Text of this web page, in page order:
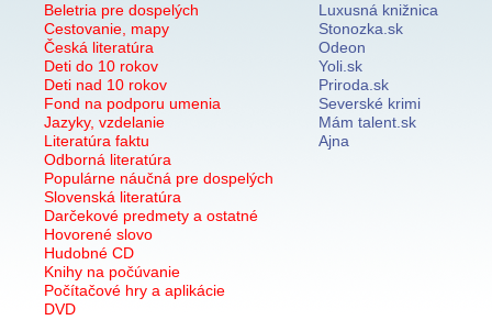
Beletria pre dospelých
Cestovanie, mapy
Česká literatúra
Deti do 10 rokov
Deti nad 10 rokov
Fond na podporu umenia
Jazyky, vzdelanie
Literatúra faktu
Odborná literatúra
Populárne náučná pre dospelých
Slovenská literatúra
Darčekové predmety a ostatné
Hovorené slovo
Hudobné CD
Knihy na počúvanie
Počítačové hry a aplikácie
DVD
Luxusná knižnica
Stonozka.sk
Odeon
Yoli.sk
Priroda.sk
Severské krimi
Mám talent.sk
Ajna